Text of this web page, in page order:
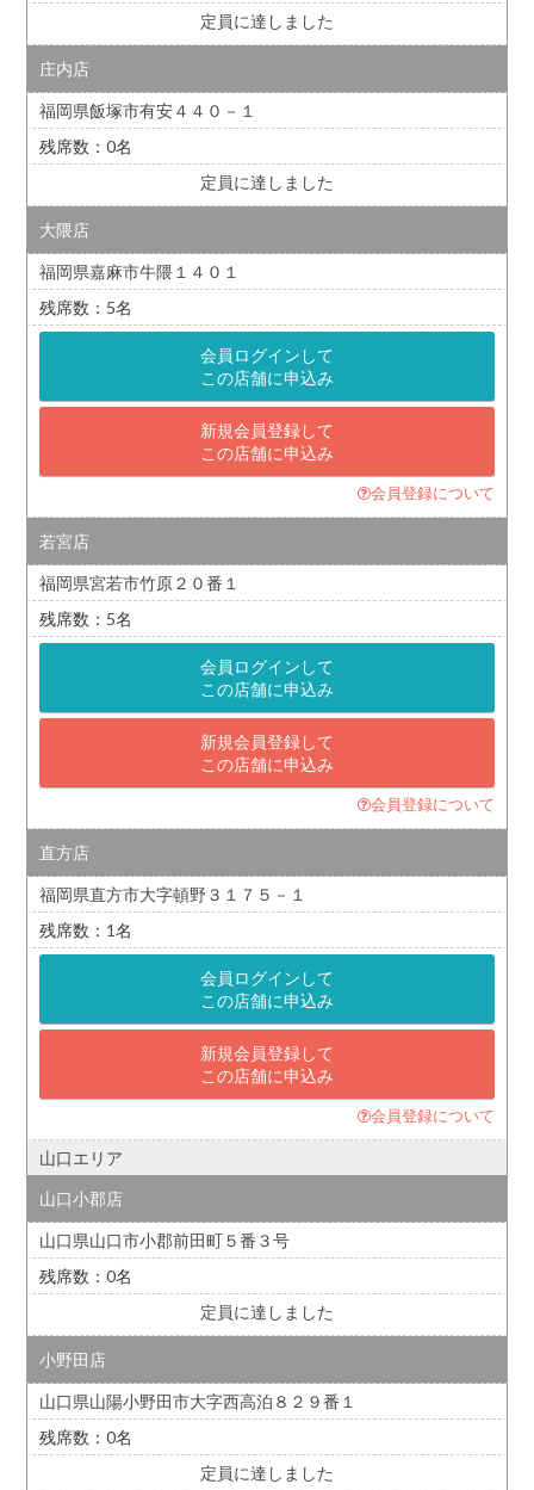
定員に達しました
庄内店
福岡県飯塚市有安４４０－１
0
定員に達しました
大隈店
福岡県嘉麻市牛隈１４０１
5
会員ログインして
この店舗に申込み
新規会員登録して
この店舗に申込み
会員登録について
若宮店
福岡県宮若市竹原２０番１
5
会員ログインして
この店舗に申込み
新規会員登録して
この店舗に申込み
会員登録について
直方店
福岡県直方市大字頓野３１７５－１
1
会員ログインして
この店舗に申込み
新規会員登録して
この店舗に申込み
会員登録について
山口エリア
山口小郡店
山口県山口市小郡前田町５番３号
0
定員に達しました
小野田店
山口県山陽小野田市大字西高泊８２９番１
0
定員に達しました